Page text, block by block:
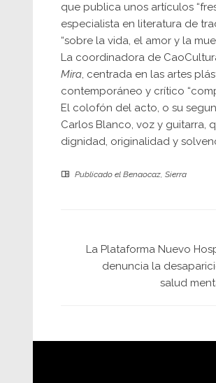
que publica unos artículos
especialista en literatura de
“sobre la vida, el amor y la
La coordinadora de
Mira, centrada en las artes
contemporáneo y crítico
El colofón del acto, o su
Carlos Blanco, voz y guitarra,
dignidad, originalidad y
Publicado el Benaocaz, Sierra
La Plataforma Nuevo
denuncia la
salud